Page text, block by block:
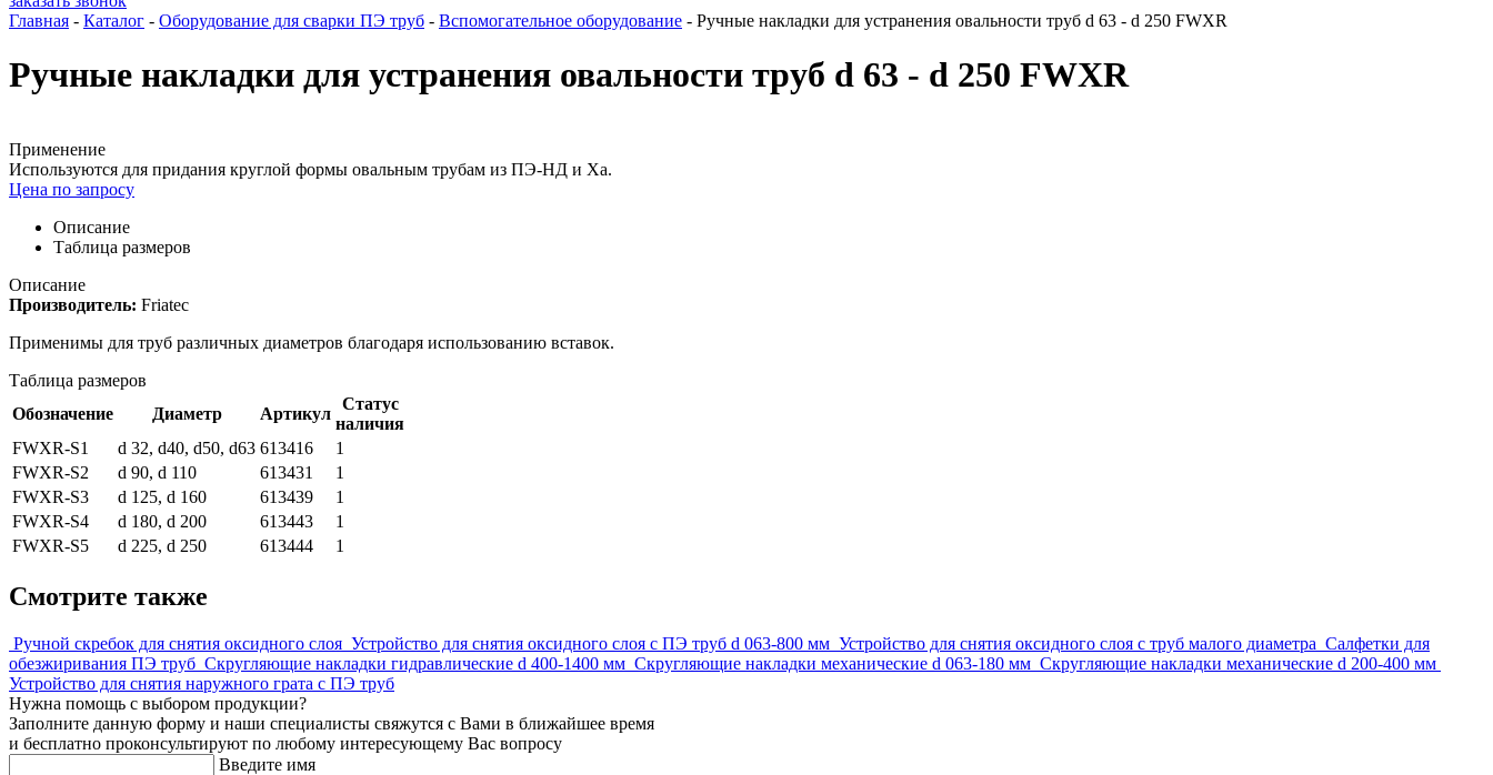
Главная - Каталог - Оборудование для сварки ПЭ труб - Вспомогательное оборудование - Ручные накладки для устранения овальности труб d 63 - d 250 FWXR
Ручные накладки для устранения овальности труб d 63 - d 250 FWXR
Применение
Используются для придания круглой формы овальным трубам из ПЭ-НД и Ха.
Цена по запросу
Описание
Таблица размеров
Описание
Производитель: Friatec
Применимы для труб различных диаметров благодаря использованию вставок.
Таблица размеров
Обозначение
Диаметр Артикул
Статус
наличия
FWXR-S1
d 32, d40, d50, d63 613416
1
FWXR-S2
d 90, d 110 613431
1
FWXR-S3
d 125, d 160 613439
1
FWXR-S4
d 180, d 200 613443
1
FWXR-S5
d 225, d 250 613444 1
Смотрите также
Ручной скребок для снятия оксидного слоя Устройство для снятия оксидного слоя с ПЭ труб d 063-800 мм Устройство для снятия оксидного слоя с труб малого диаметра Салфетки для
обезжиривания ПЭ труб Скругляющие накладки гидравлические d 400-1400 мм Скругляющие накладки механические d 063-180 мм Скругляющие накладки механические d 200-400 мм
Устройство для снятия наружного грата с ПЭ труб
Нужна помощь с выбором продукции?
Заполните данную форму и наши специалисты свяжутся с Вами в ближайшее время
и бесплатно проконсультируют по любому интересующему Вас вопросу
Введите имя